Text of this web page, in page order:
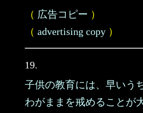
（ 広告コピー ）
（ advertising copy ）
19.
子供の教育には、早いう
わがままを戒めることが